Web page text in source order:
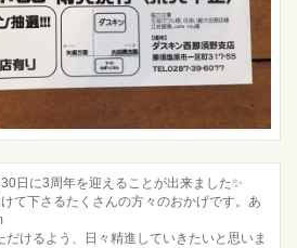
日に3周年を迎えることが出来ました✨
て下さるたくさんの方々のおかげです。あ
けるよう、日々精進していきたいと思いま